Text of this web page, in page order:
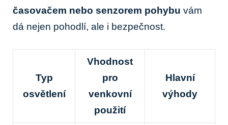
časovačem nebo senzorem pohybu vám
dá ⁣nejen pohodlí, ale i bezpečnost.
Typ
osvětlení
Vhodnost
pro
venkovní
použití
Hlavní
výhody